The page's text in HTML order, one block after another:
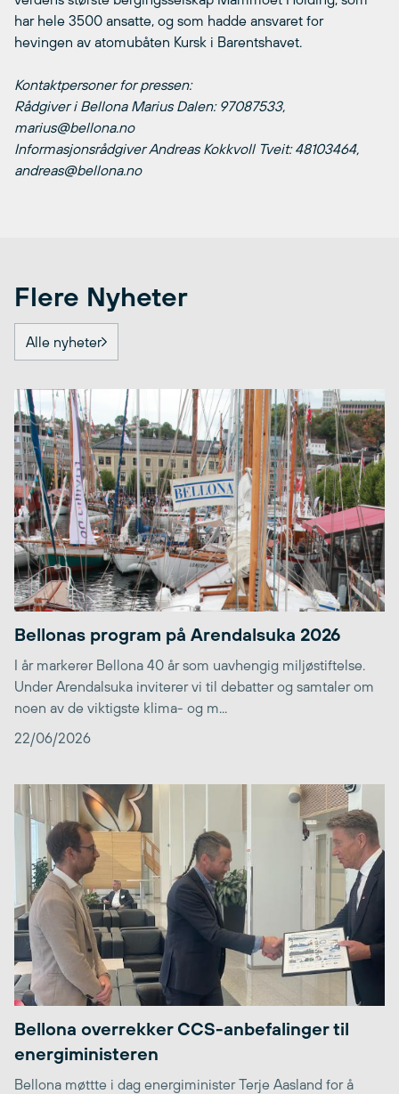
har hele 3500 ansatte, og som hadde ansvaret for
hevingen av atomubåten Kursk i Barentshavet.
Kontaktpersoner for pressen:
Rådgiver i Bellona Marius Dalen: 97087533,
marius@bellona.no
Informasjonsrådgiver Andreas Kokkvoll Tveit: 48103464,
andreas@bellona.no
Flere Nyheter
Alle nyheter
Bellonas program på Arendalsuka 2026
I år markerer Bellona 40 år som uavhengig miljøstiftelse.
Under Arendalsuka inviterer vi til debatter og samtaler om
noen av de viktigste klima- og m...
22/06/2026
Bellona overrekker CCS-anbefalinger til
energiministeren
Bellona møttte i dag energiminister Terje Aasland for å